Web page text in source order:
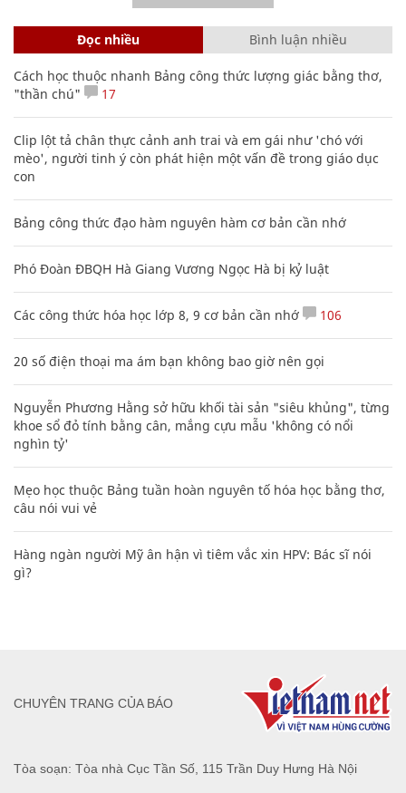
Đọc nhiều Bình luận nhiều
Cách học thuộc nhanh Bảng công thức lượng giác bằng thơ,
"thần chú"
17
Clip lột tả chân thực cảnh anh trai và em gái như 'chó với
mèo', người tinh ý còn phát hiện một vấn đề trong giáo dục
con
Bảng công thức đạo hàm nguyên hàm cơ bản cần nhớ
Phó Đoàn ĐBQH Hà Giang Vương Ngọc Hà bị kỷ luật
Các công thức hóa học lớp 8, 9 cơ bản cần nhớ 106
20 số điện thoại ma ám bạn không bao giờ nên gọi
Nguyễn Phương Hằng sở hữu khối tài sản "siêu khủng", từng
khoe sổ đỏ tính bằng cân, mắng cựu mẫu 'không có nổi
nghìn tỷ'
Mẹo học thuộc Bảng tuần hoàn nguyên tố hóa học bằng thơ,
câu nói vui vẻ
Hàng ngàn người Mỹ ân hận vì tiêm vắc xin HPV: Bác sĩ nói
gì?
Tòa soạn: Tòa nhà Cục Tần Số, 115 Trần Duy Hưng Hà Nội
CHUYÊN TRANG CỦA BÁO